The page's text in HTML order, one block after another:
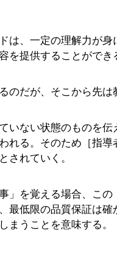
は、一定の理解力が
を提供することができ
のだが、そこから先は
いない状態のものを
れる。そのため［指導
されていく。
」を覚える場合、こ
最低限の品質保証は
まうことを意味する。